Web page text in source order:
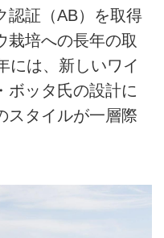
認証（AB）を取得
栽培への長年の取
には、新しいワイ
ボッタ氏の設計に
スタイルが一層際